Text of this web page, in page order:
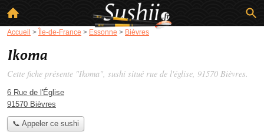
Accueil > Île-de-France > Essonne > Bièvres
Ikoma
Cette fiche présente "Ikoma", sushi situé rue de l'église, 91570 Bièvres.
6 Rue de l'Église
91570 Bièvres
📞 Appeler ce sushi